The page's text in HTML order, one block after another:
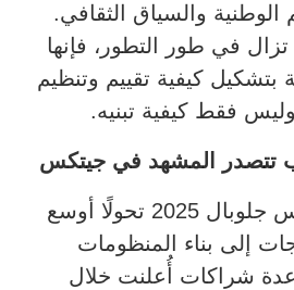
الوطنية والسياق الثقافي.
تزال في طور التطور، فإنها
بتشكيل كيفية تقييم وتنظيم
وليس فقط كيفية تبنيه.
تتصدر المشهد في جيتكس
عكس معرض جيتكس جلوبال 2025 تحولًا أوسع
إلى بناء المنظومات
عدة شراكات أُعلنت خلال